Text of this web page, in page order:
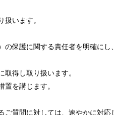
います。
保護に関する責任者を明確にし
得し取り扱います。
を講じます。
質問に対しては、速やかに対応